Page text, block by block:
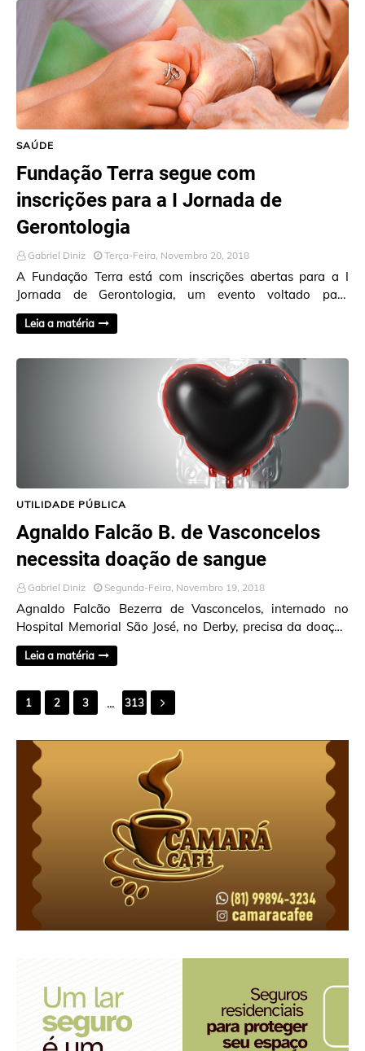
SAÚDE
Fundação Terra segue com
inscrições para a I Jornada de
Gerontologia
Gabriel Diniz Terça-Feira, Novembro 20, 2018
A Fundação Terra está com inscrições abertas para a I
Jornada de Gerontologia, um evento voltado para
interessados na temática do envelheciment…
Leia a matéria
UTILIDADE PÚBLICA
Agnaldo Falcão B. de Vasconcelos
necessita doação de sangue
Gabriel Diniz Segunda-Feira, Novembro 19, 2018
Agnaldo Falcão Bezerra de Vasconcelos, internado no
Hospital Memorial São José, no Derby, precisa da doação
Leia a matéria
1 2 3 ... 313